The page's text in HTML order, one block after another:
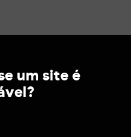
um site é